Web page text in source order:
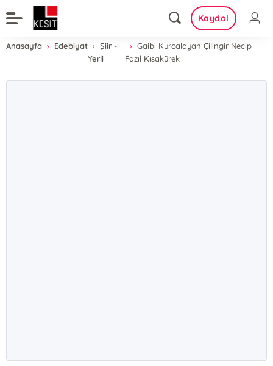
Kaydol
Anasayfa Edebiyat
Şiir -
Yerli
Gaibi Kurcalayan Çilingir Necip
Fazıl Kısakürek